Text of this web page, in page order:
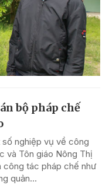
bộ pháp chế
số nghiệp vụ về công
và Tôn giáo Nông Thị
công tác pháp chế như
quản...